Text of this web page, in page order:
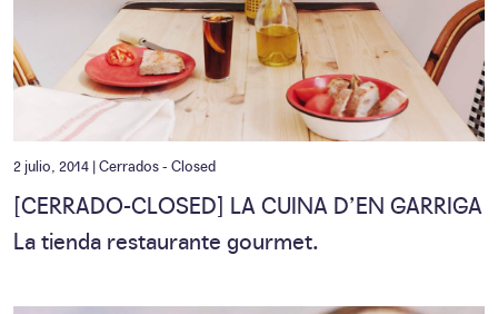
2 julio, 2014 |Cerrados - Closed
[CERRADO-CLOSED] LA CUINA D’EN GARRIGA
La tienda restaurante gourmet.